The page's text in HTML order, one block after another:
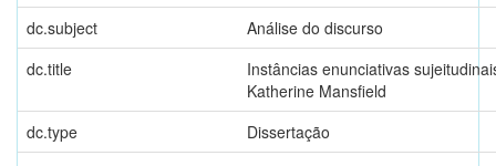
dc.subject
Análise do discurso
dc.title
Instâncias enunciativas
Katherine Mansfield
dc.type
Dissertação